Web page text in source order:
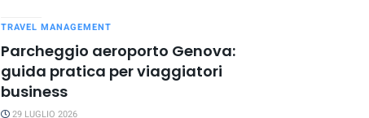
TRAVEL MANAGEMENT
Parcheggio aeroporto Genova:
guida pratica per viaggiatori
business
29 LUGLIO 2026